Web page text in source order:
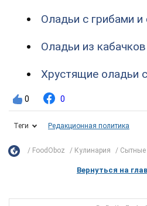
Оладьи с грибами и
Оладьи из кабачков
Хрустящие оладьи
0 0
Теги Редакционная политика
FoodOboz Кулинария Сытные
Вернуться на